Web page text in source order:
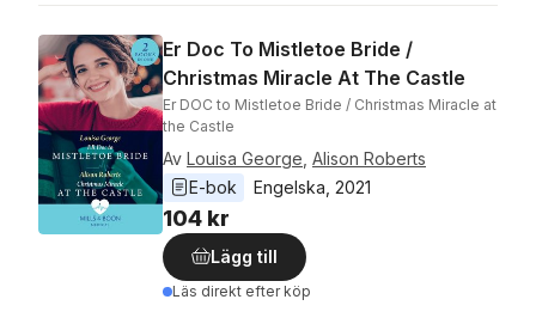
Er Doc To Mistletoe Bride /
Christmas Miracle At The Castle
Er DOC to Mistletoe Bride / Christmas Miracle at
the Castle
Av Louisa George Alison Roberts
E-bok
Engelska 2021
104 kr
Lägg till
Läs direkt efter köp